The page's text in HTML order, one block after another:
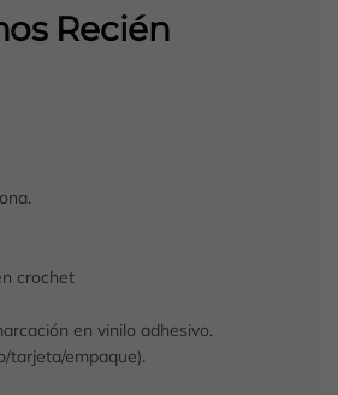
Recién
crochet
en vinilo adhesivo.
tarjeta/empaque).